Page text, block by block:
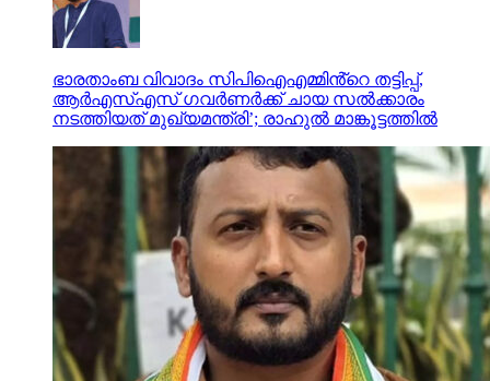
ഭാരതാംബ വിവാദം സിപിഐഎമ്മിൻ്റെ തട്ടിപ്പ്,
ആർഎസ്എസ് ഗവർണർക്ക് ചായ സൽക്കാരം
നടത്തിയത് മുഖ്യമന്ത്രി’; രാഹുൽ മാങ്കൂട്ടത്തിൽ